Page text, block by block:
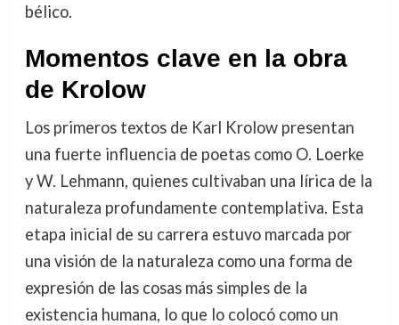
bélico.
Momentos clave en la obra
de Krolow
Los primeros textos de Karl Krolow presentan
una fuerte influencia de poetas como O. Loerke
y W. Lehmann, quienes cultivaban una lírica de la
naturaleza profundamente contemplativa. Esta
etapa inicial de su carrera estuvo marcada por
una visión de la naturaleza como una forma de
expresión de las cosas más simples de la
existencia humana, lo que lo colocó como un